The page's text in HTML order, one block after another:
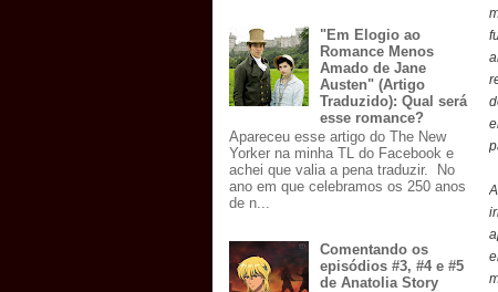
"Em Elogio ao
Romance Menos
Amado de Jane
Austen" (Artigo
Traduzido): Qual será
esse romance?
Apareceu esse artigo do The New
Yorker na minha TL do Facebook e
achei que valia a pena traduzir. No
ano em que celebramos os 250 anos
de n...
Comentando os
episódios #3, #4 e #5
de Anatolia Story